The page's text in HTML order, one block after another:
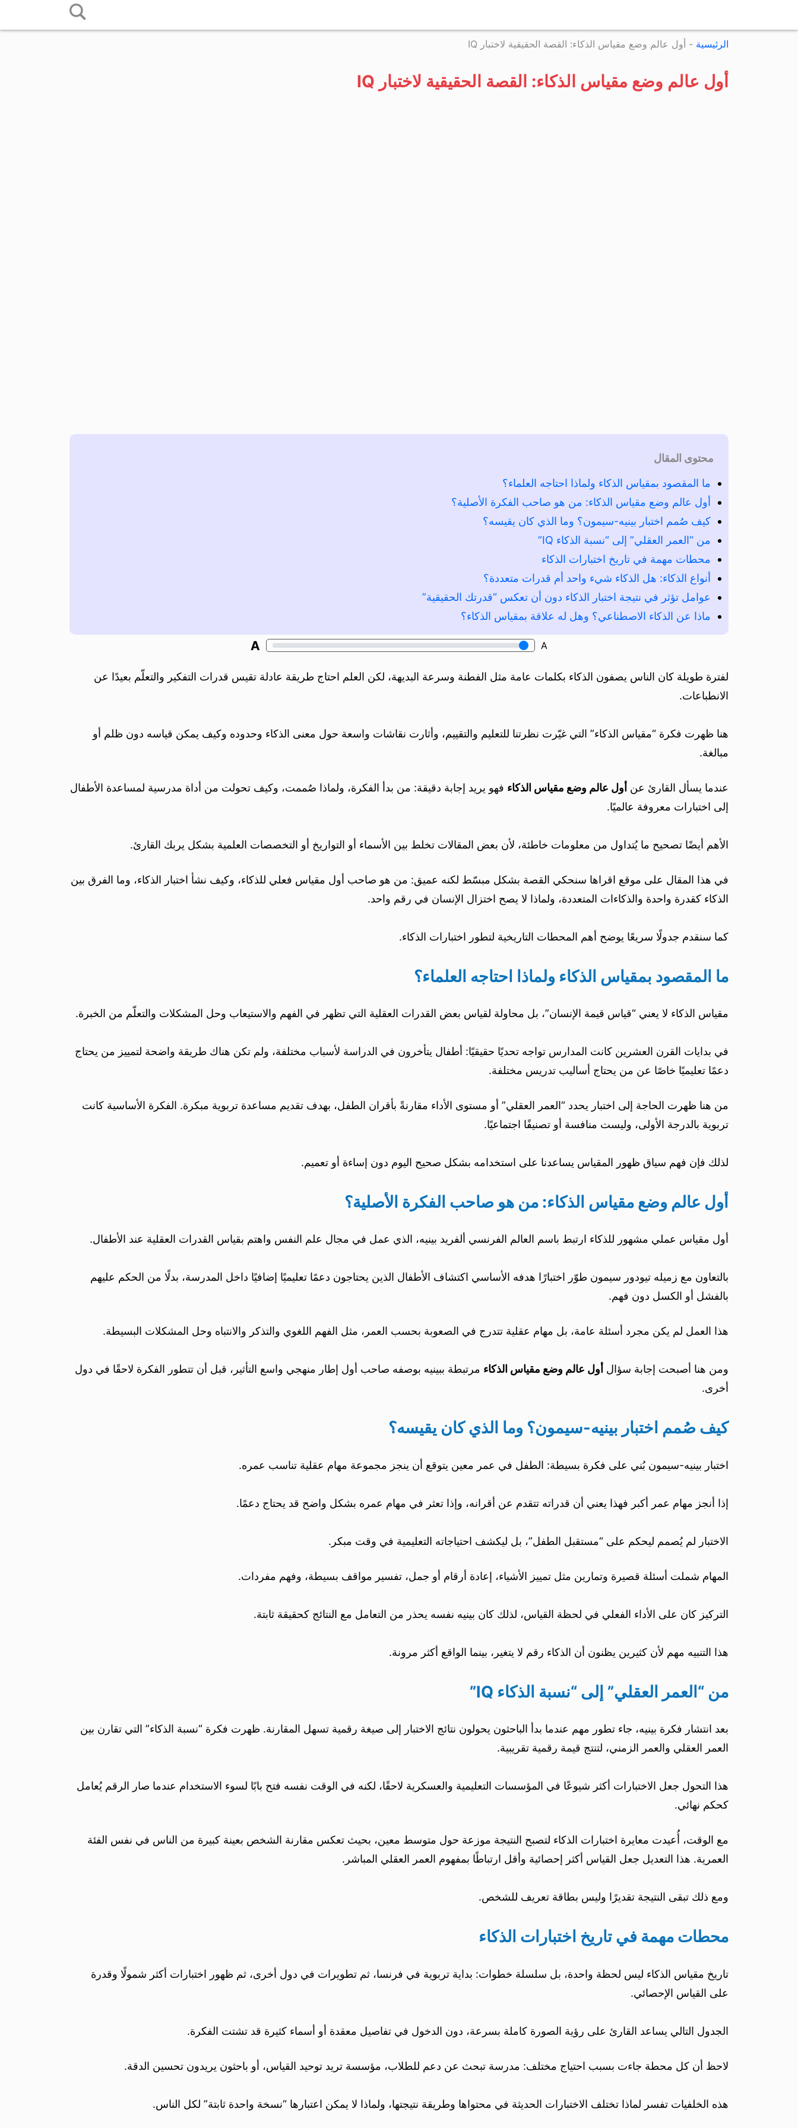
إلى
الرئيسية - أول عالم وضع مقياس الذكاء: القصة الحقيقية لاختبار IQ
أول عالم وضع مقياس الذكاء: القصة الحقيقية لاختبار IQ
محتوى المقال
ما المقصود بمقياس الذكاء ولماذا احتاجه العلماء؟
أول عالم وضع مقياس الذكاء: من هو صاحب الفكرة الأصلية؟
كيف صُمم اختبار بينيه-سيمون؟ وما الذي كان يقيسه؟
من “العمر العقلي” إلى “نسبة الذكاء IQ”
محطات مهمة في تاريخ اختبارات الذكاء
أنواع الذكاء: هل الذكاء شيء واحد أم قدرات متعددة؟
عوامل تؤثر في نتيجة اختبار الذكاء دون أن تعكس “قدرتك الحقيقية”
ماذا عن الذكاء الاصطناعي؟ وهل له علاقة بمقياس الذكاء؟
A
A
لفترة طويلة كان الناس يصفون الذكاء بكلمات عامة مثل الفطنة وسرعة البديهة، لكن العلم احتاج طريقة عادلة تقيس قدرات التفكير والتعلّم بعيدًا عن
الانطباعات.
هنا ظهرت فكرة “مقياس الذكاء” التي غيّرت نظرتنا للتعليم والتقييم، وأثارت نقاشات واسعة حول معنى الذكاء وحدوده وكيف يمكن قياسه دون ظلم أو
مبالغة.
عندما يسأل القارئ عن أول عالم وضع مقياس الذكاء فهو يريد إجابة دقيقة: من بدأ الفكرة، ولماذا صُممت، وكيف تحولت من أداة مدرسية لمساعدة الأطفال
إلى اختبارات معروفة عالميًا.
الأهم أيضًا تصحيح ما يُتداول من معلومات خاطئة، لأن بعض المقالات تخلط بين الأسماء أو التواريخ أو التخصصات العلمية بشكل يربك القارئ.
في هذا المقال على موقع اقراها سنحكي القصة بشكل مبسّط لكنه عميق: من هو صاحب أول مقياس فعلي للذكاء، وكيف نشأ اختبار الذكاء، وما الفرق بين
الذكاء كقدرة واحدة والذكاءات المتعددة، ولماذا لا يصح اختزال الإنسان في رقم واحد.
كما سنقدم جدولًا سريعًا يوضح أهم المحطات التاريخية لتطور اختبارات الذكاء.
ما المقصود بمقياس الذكاء ولماذا احتاجه العلماء؟
مقياس الذكاء لا يعني “قياس قيمة الإنسان”، بل محاولة لقياس بعض القدرات العقلية التي تظهر في الفهم والاستيعاب وحل المشكلات والتعلّم من الخبرة.
في بدايات القرن العشرين كانت المدارس تواجه تحديًا حقيقيًا: أطفال يتأخرون في الدراسة لأسباب مختلفة، ولم تكن هناك طريقة واضحة لتمييز من يحتاج
دعمًا تعليميًا خاصًا عن من يحتاج أساليب تدريس مختلفة.
من هنا ظهرت الحاجة إلى اختبار يحدد “العمر العقلي” أو مستوى الأداء مقارنةً بأقران الطفل، بهدف تقديم مساعدة تربوية مبكرة. الفكرة الأساسية كانت
تربوية بالدرجة الأولى، وليست منافسة أو تصنيفًا اجتماعيًا.
لذلك فإن فهم سياق ظهور المقياس يساعدنا على استخدامه بشكل صحيح اليوم دون إساءة أو تعميم.
أول عالم وضع مقياس الذكاء: من هو صاحب الفكرة الأصلية؟
أول مقياس عملي مشهور للذكاء ارتبط باسم العالم الفرنسي ألفريد بينيه، الذي عمل في مجال علم النفس واهتم بقياس القدرات العقلية عند الأطفال.
بالتعاون مع زميله تيودور سيمون طوّر اختبارًا هدفه الأساسي اكتشاف الأطفال الذين يحتاجون دعمًا تعليميًا إضافيًا داخل المدرسة، بدلًا من الحكم عليهم
بالفشل أو الكسل دون فهم.
هذا العمل لم يكن مجرد أسئلة عامة، بل مهام عقلية تتدرج في الصعوبة بحسب العمر، مثل الفهم اللغوي والتذكر والانتباه وحل المشكلات البسيطة.
ومن هنا أصبحت إجابة سؤال أول عالم وضع مقياس الذكاء مرتبطة ببينيه بوصفه صاحب أول إطار منهجي واسع التأثير، قبل أن تتطور الفكرة لاحقًا في دول
أخرى.
كيف صُمم اختبار بينيه-سيمون؟ وما الذي كان يقيسه؟
اختبار بينيه-سيمون بُني على فكرة بسيطة: الطفل في عمر معين يتوقع أن ينجز مجموعة مهام عقلية تناسب عمره.
إذا أنجز مهام عمر أكبر فهذا يعني أن قدراته تتقدم عن أقرانه، وإذا تعثر في مهام عمره بشكل واضح قد يحتاج دعمًا.
الاختبار لم يُصمم ليحكم على “مستقبل الطفل”، بل ليكشف احتياجاته التعليمية في وقت مبكر.
المهام شملت أسئلة قصيرة وتمارين مثل تمييز الأشياء، إعادة أرقام أو جمل، تفسير مواقف بسيطة، وفهم مفردات.
التركيز كان على الأداء الفعلي في لحظة القياس، لذلك كان بينيه نفسه يحذر من التعامل مع النتائج كحقيقة ثابتة.
هذا التنبيه مهم لأن كثيرين يظنون أن الذكاء رقم لا يتغير، بينما الواقع أكثر مرونة.
من “العمر العقلي” إلى “نسبة الذكاء IQ”
بعد انتشار فكرة بينيه، جاء تطور مهم عندما بدأ الباحثون يحولون نتائج الاختبار إلى صيغة رقمية تسهل المقارنة. ظهرت فكرة “نسبة الذكاء” التي تقارن بين
العمر العقلي والعمر الزمني، لتنتج قيمة رقمية تقريبية.
هذا التحول جعل الاختبارات أكثر شيوعًا في المؤسسات التعليمية والعسكرية لاحقًا، لكنه في الوقت نفسه فتح بابًا لسوء الاستخدام عندما صار الرقم يُعامل
كحكم نهائي.
مع الوقت، أُعيدت معايرة اختبارات الذكاء لتصبح النتيجة موزعة حول متوسط معين، بحيث تعكس مقارنة الشخص بعينة كبيرة من الناس في نفس الفئة
العمرية. هذا التعديل جعل القياس أكثر إحصائية وأقل ارتباطًا بمفهوم العمر العقلي المباشر.
ومع ذلك تبقى النتيجة تقديرًا وليس بطاقة تعريف للشخص.
محطات مهمة في تاريخ اختبارات الذكاء
تاريخ مقياس الذكاء ليس لحظة واحدة، بل سلسلة خطوات: بداية تربوية في فرنسا، ثم تطويرات في دول أخرى، ثم ظهور اختبارات أكثر شمولًا وقدرة
على القياس الإحصائي.
الجدول التالي يساعد القارئ على رؤية الصورة كاملة بسرعة، دون الدخول في تفاصيل معقدة أو أسماء كثيرة قد تشتت الفكرة.
لاحظ أن كل محطة جاءت بسبب احتياج مختلف: مدرسة تبحث عن دعم للطلاب، مؤسسة تريد توحيد القياس، أو باحثون يريدون تحسين الدقة.
هذه الخلفيات تفسر لماذا تختلف الاختبارات الحديثة في محتواها وطريقة نتيجتها، ولماذا لا يمكن اعتبارها “نسخة واحدة ثابتة” لكل الناس.